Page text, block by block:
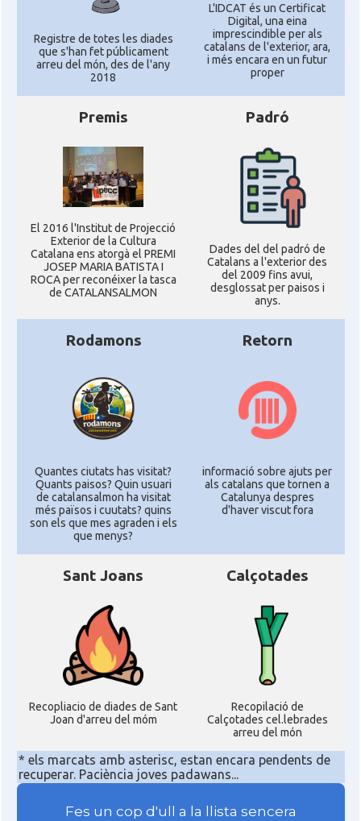
Registre de totes les diades
que s'han fet públicament
arreu del món, des de l'any
2018
L'IDCAT és un Certificat
Digital, una eina
imprescindible per als
catalans de l'exterior, ara,
i més encara en un futur
proper
Premis
El 2016 l'Institut de Projecció
Exterior de la Cultura
Catalana ens atorgà el PREMI
JOSEP MARIA BATISTA I
ROCA per reconéixer la tasca
de CATALANSALMON
Padró
Dades del del padró de
Catalans a l'exterior des
del 2009 fins avui,
desglossat per paisos i
anys.
Rodamons
Quantes ciutats has visitat?
Quants paisos? Quin usuari
de catalansalmon ha visitat
més països i cuutats? quins
son els que mes agraden i els
que menys?
Retorn
informació sobre ajuts per
als catalans que tornen a
Catalunya despres
d'haver viscut fora
Sant Joans
Recopliacio de diades de Sant
Joan d'arreu del móm
Calçotades
Recopilació de
Calçotades cel.lebrades
arreu del món
* els marcats amb asterisc, estan encara pendents de
recuperar. Paciència joves padawans...
Fes un cop d'ull a la llista sencera